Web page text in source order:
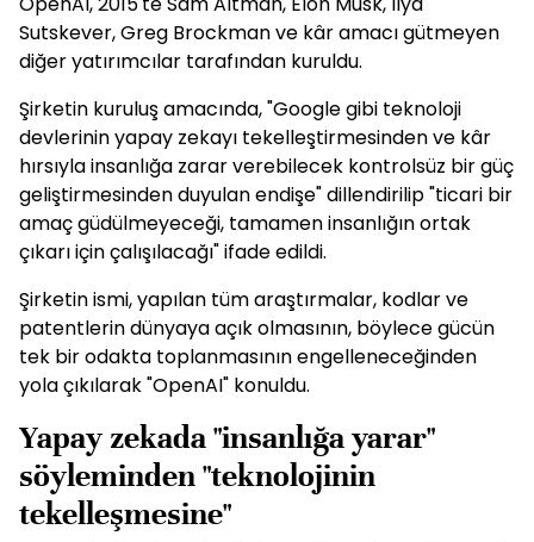
Sutskever, Greg Brockman ve kâr amacı gütmeyen
diğer yatırımcılar tarafından kuruldu.
Şirketin kuruluş amacında, "Google gibi teknoloji
devlerinin yapay zekayı tekelleştirmesinden ve kâr
hırsıyla insanlığa zarar verebilecek kontrolsüz bir güç
geliştirmesinden duyulan endişe" dillendirilip "ticari bir
amaç güdülmeyeceği, tamamen insanlığın ortak
çıkarı için çalışılacağı" ifade edildi.
Şirketin ismi, yapılan tüm araştırmalar, kodlar ve
patentlerin dünyaya açık olmasının, böylece gücün
tek bir odakta toplanmasının engelleneceğinden
yola çıkılarak "OpenAI" konuldu.
Yapay zekada "insanlığa yarar"
söyleminden "teknolojinin
tekelleşmesine"